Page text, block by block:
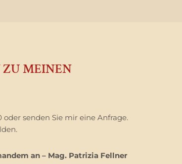
ZU MEINEN
oder senden Sie mir eine Anfrage.
an – Mag. Patrizia Fellner